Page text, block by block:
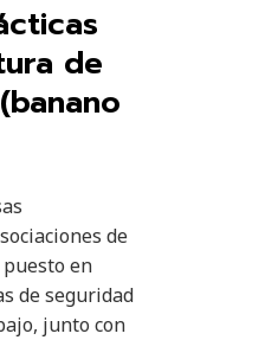
de
de
en
de seguridad
junto con